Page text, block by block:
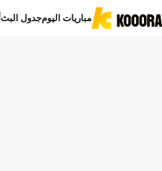
مباريات اليومجدول البث